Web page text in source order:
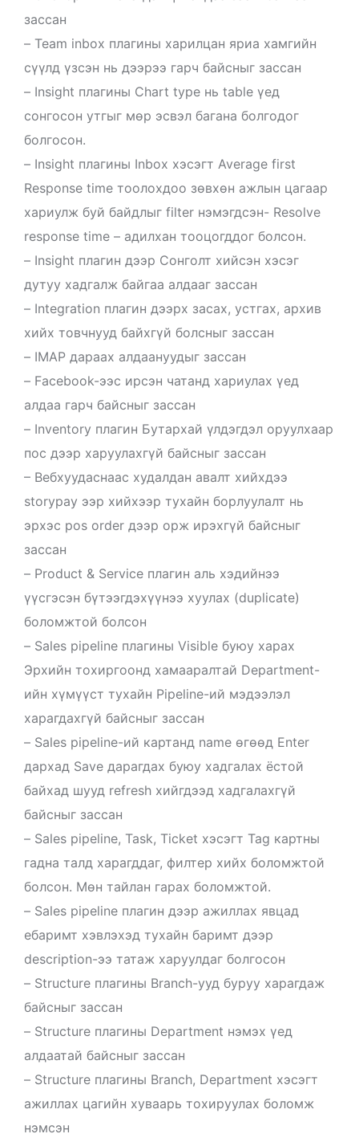
зассан
– Team inbox плагины харилцан яриа хамгийн
сүүлд үзсэн нь дээрээ гарч байсныг зассан
– Insight плагины Chart type нь table үед
сонгосон утгыг мөр эсвэл багана болгодог
болгосон.
– Insight плагины Inbox хэсэгт Average first
Response time тоолохдоо зөвхөн ажлын цагаар
хариулж буй байдлыг filter нэмэгдсэн- Resolve
response time – адилхан тооцогддог болсон.
– Insight плагин дээр Сонголт хийсэн хэсэг
дутуу хадгалж байгаа алдааг зассан
– Integration плагин дээрх засах, устгах, архив
хийх товчнууд байхгүй болсныг зассан
– IMAP дараах алдаануудыг зассан
– Facebook-ээс ирсэн чатанд хариулах үед
алдаа гарч байсныг зассан
– Inventory плагин Бутархай үлдэгдэл оруулхаар
пос дээр харуулахгүй байсныг зассан
– Вебхуудаснаас худалдан авалт хийхдээ
storypay ээр хийхээр тухайн борлуулалт нь
эрхэс pos order дээр орж ирэхгүй байсныг
зассан
– Product & Service плагин аль хэдийнээ
үүсгэсэн бүтээгдэхүүнээ хуулах (duplicate)
боломжтой болсон
– Sales pipeline плагины Visible буюу харах
Эрхийн тохиргоонд хамааралтай Department-
ийн хүмүүст тухайн Pipeline-ий мэдээлэл
харагдахгүй байсныг зассан
– Sales pipeline-ий картанд name өгөөд Enter
дархад Save дарагдах буюу хадгалах ёстой
байхад шууд refresh хийгдээд хадгалахгүй
байсныг зассан
– Sales pipeline, Task, Ticket хэсэгт Tag картны
гадна талд харагддаг, филтер хийх боломжтой
болсон. Мөн тайлан гарах боломжтой.
– Sales pipeline плагин дээр ажиллах явцад
ебаримт хэвлэхэд тухайн баримт дээр
description-ээ татаж харуулдаг болгосон
– Structure плагины Branch-ууд буруу харагдаж
байсныг зассан
– Structure плагины Department нэмэх үед
алдаатай байсныг зассан
– Structure плагины Branch, Department хэсэгт
ажиллах цагийн хуваарь тохируулах боломж
нэмсэн